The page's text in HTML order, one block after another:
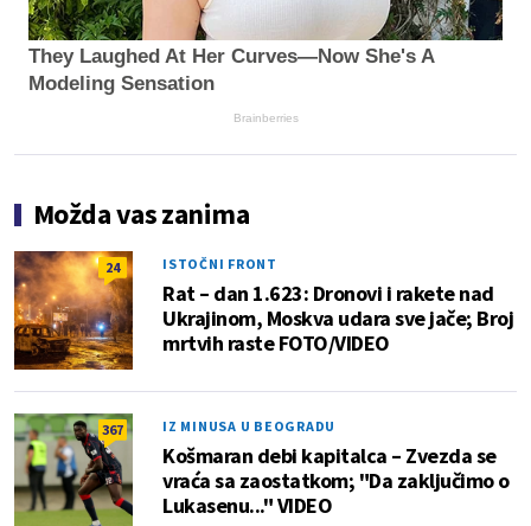
They Laughed At Her Curves—Now She's A
Modeling Sensation
Brainberries
Možda vas zanima
24 ISTOČNI FRONT
Rat – dan 1.623: Dronovi i rakete nad
Ukrajinom, Moskva udara sve jače; Broj
mrtvih raste FOTO/VIDEO
367 IZ MINUSA U BEOGRADU
Košmaran debi kapitalca – Zvezda se
vraća sa zaostatkom; "Da zaključimo o
Lukasenu..." VIDEO